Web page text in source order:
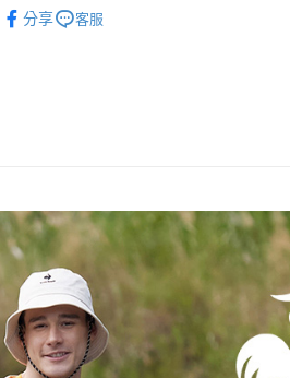
完成交易。
【注意事項】
1.本服務係由「台灣大哥大股份有限公司」（以
用戶於交易時，得透過本服務購買商品或服務，
款買賣價金債權讓與本公司後，依約使用本公司
2.基於同意付款使用「大哥付你分期」之契約關
資料（包含姓名、電話或地址）提供予台灣大哥
用，由本公司與您本人進行分期帳單所需資料之
3.完整用戶服務條款，請詳閱以下連結：https://
AFTEE先享後付是「在收到商品之後才付款」的
３．收到繳費通知簡訊後14天內，點擊此簡訊中
／ATM／網路銀行／等多元方式進行付款，方視
※ 請注意：結帳手續完成當下不需立刻繳費，但
絡購買商品的店家。未經商家同意取消之訂單仍
先享後付繳納相關費用。
※ 交易是否成功請以「AFTEE先享後付 」之結
是否繳費成功／繳費後需取消欲退款等相關疑問
付客戶支援中心」
https://
ATM付款
免運費
萊爾富取貨付款
免運費
付款後萊爾富取貨
免運費
🚴‍♂️ le coq sportif 📌精選6折專區 滿件再
📍本月精選｜精選3折起 👨父親節限定
分享 客服